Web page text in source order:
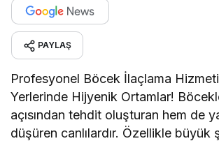
PAYLAŞ
Profesyonel Böcek İlaçlama
Yerlerinde Hijyenik Ortamlar!
açısından tehdit oluşturan hem de
düşüren canlılardır. Özellikle büyük